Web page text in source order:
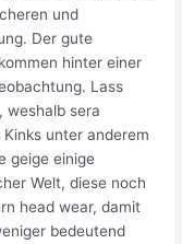
und
Der gute
hinter einer
Lass
weshalb sera
unter anderem
geige einige
Welt, diese noch
head wear, damit
bedeutend